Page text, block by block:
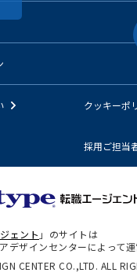
クッキーポ
採用ご担当
ェント 」のサイトは
デザインセンターによって
CENTER CO.,LTD. ALL